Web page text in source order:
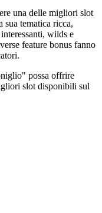
una delle migliori slot
sua tematica ricca,
wilds e
feature bonus fanno
possa offrire
slot disponibili sul